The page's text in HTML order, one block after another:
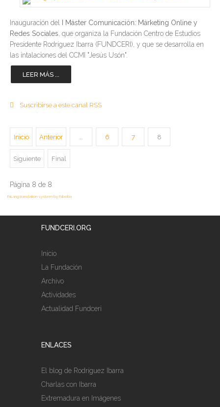
Inauguración del
I Máster Comunicación: Márketing Online y
Redes Sociales , que organiza la Fundación Centro de Estudios
Presidente Rodríguez Ibarra (FUNDCERI), y que se desarrolla en
las intalaciones del CCMI "Jesús Usón".
LEER MÁS ...
Suscribirse a este canal RSS
Inicio Anterior 6 7 8
Siguiente Final
Página 8 de 8
FaLang translation system by Faboba
FUNDCERI.ORG
Inicio
La Fundación
Archivo
Actividades
Actualidad Fundceri
ENLACES
El blog de Rodríguez Ibarra
Charlas con Ibarra
Extremadura en Imágenes